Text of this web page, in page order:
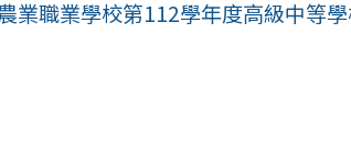
業職業學校第112學年度高級中等